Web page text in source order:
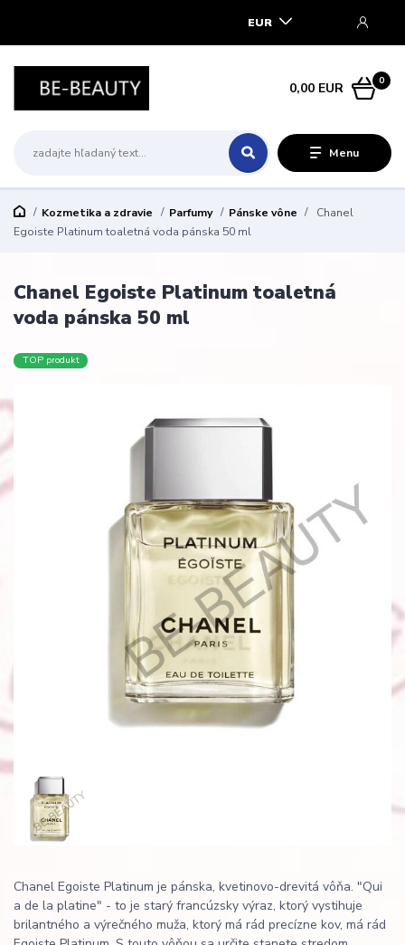
Menu
EUR
0
0,00 EUR
Kozmetika a zdravie Parfumy Pánske vône
Chanel
Egoiste Platinum toaletná voda pánska 50 ml
Chanel Egoiste Platinum toaletná
voda pánska 50 ml
TOP produkt
Chanel Egoiste Platinum je pánska, kvetinovo-drevitá vôňa. "Qui
a de la platine" - to je starý francúzsky výraz, ktorý vystihuje
brilantného a výrečného muža, ktorý má rád precízne kov, má rád